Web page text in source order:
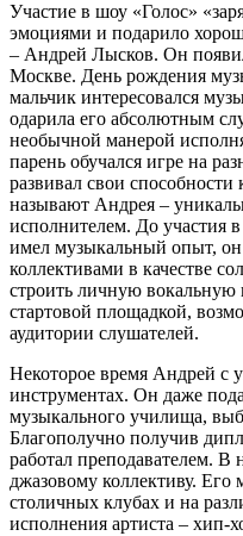
Участие в шоу «Голос»
эмоциями и подарило
– Андрей Лысков. Он
Москве. День рождения
мальчик интересовался
одарила его абсолютным
необычной манерой
парень обучался игре на
развивал свои
называют Андрея –
исполнителем. До участия
имел музыкальный опыт,
коллективами в качестве
строить личную вокальную
стартовой площадкой,
аудитории слушателей.
Некоторое время Андрей с
инструментах. Он даже
музыкального училища,
Благополучно получив
работал преподавателем. В
джазовому коллективу. Его
столичных клубах и на
исполнения артиста – хип-